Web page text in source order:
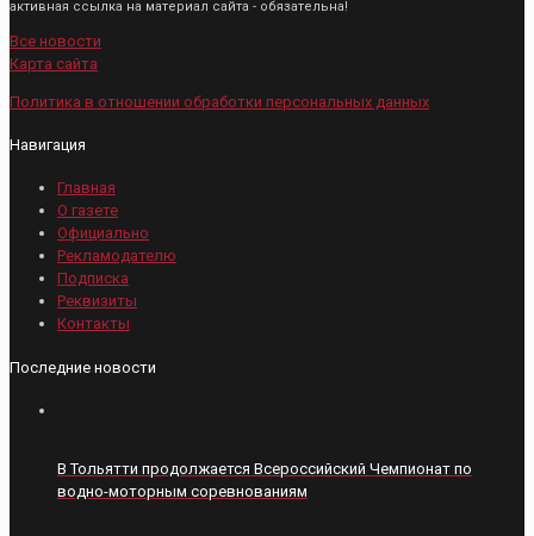
активная ссылка на материал сайта - обязательна!
Все новости
Карта сайта
Политика в отношении обработки персональных данных
Навигация
Главная
О газете
Официально
Рекламодателю
Подписка
Реквизиты
Контакты
Последние новости
В Тольятти продолжается Всероссийский Чемпионат по
водно-моторным соревнованиям